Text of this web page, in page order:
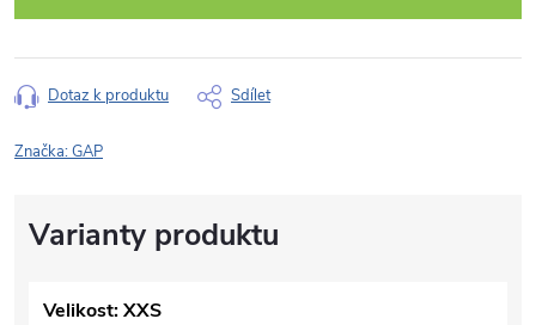
Dotaz k produktu Sdílet
Značka:GAP
Velikost: XXS